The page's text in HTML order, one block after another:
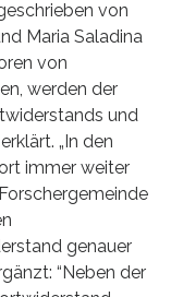
von
Maria Saladina
von
werden der
und
„In den
immer weiter
genauer
“Neben der